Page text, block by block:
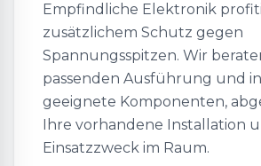
Empfindliche Elektronik
zusätzlichem Schutz gegen
Spannungsspitzen. Wir
passenden Ausführung und
geeignete Komponenten,
Ihre vorhandene Installation
Einsatzzweck im Raum.